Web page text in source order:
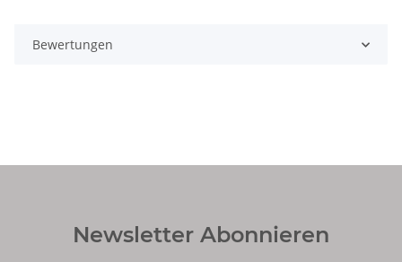
Bewertungen
Newsletter Abonnieren